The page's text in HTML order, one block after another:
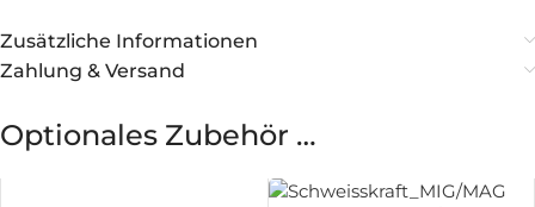
Zusätzliche Informationen
Zahlung & Versand
Optionales Zubehör …